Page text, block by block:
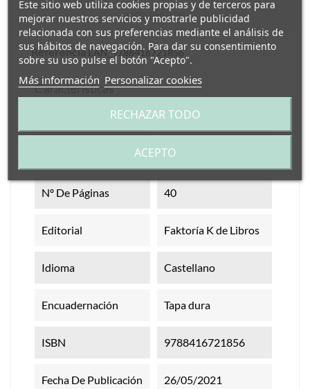
INFO ENVÍOS
Referencia EAN_9788416721856
Características
Edad Recomendada A partir de 1 año
22 x 22 cm
Nº De Páginas 40
Editorial Faktoría K de Libros
Idioma Castellano
Encuadernación Tapa dura
ISBN 9788416721856
Fecha De Publicación 26/05/2021
Este sitio web utiliza cookies propias y de terceros para
mejorar nuestros servicios y mostrarle publicidad
relacionada con sus preferencias mediante el análisis de
sus hábitos de navegación. Para dar su consentimiento
sobre su uso pulse el botón "Acepto".
Más información Personalizar cookies
RECHAZAR TODO
ACEPTO